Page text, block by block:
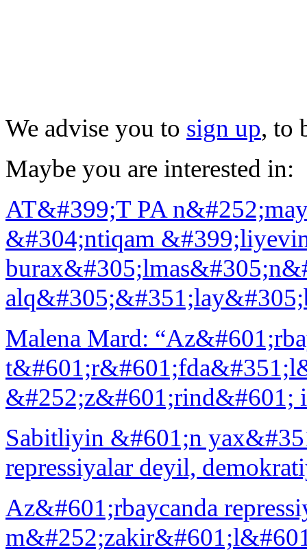
We advise you to sign up, to
Maybe you are interested in:
AT&#399;T PA
&#304;ntiqam
Malena Mard:
&#252;z&#601;rind&#601;
Sabitliyin &#601;n
repressiyalar deyil,
Az&#601;rbaycanda